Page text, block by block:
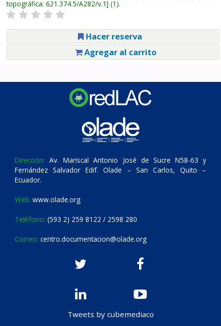
topográfica: 621.374.5/A282/v.1 (1).
Hacer reserva
Agregar al carrito
Dirección: Av. Mariscal Antonio José de Sucre N58-63 y
Fernández Salvador Edif. Olade – San Carlos, Quito –
Ecuador.
Web: www.olade.org
Teléfono: (593 2) 259 8122 / 2598 280
Correo: centro.documentacion@olade.org
Tweets by cubemediaco